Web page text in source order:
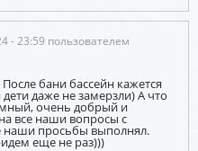
- 23:59 пользователем
бани бассейн кажется
даже не замерзли) А что
очень добрый и
все наши вопросы с
наши просьбы выполнял.
еще не раз)))